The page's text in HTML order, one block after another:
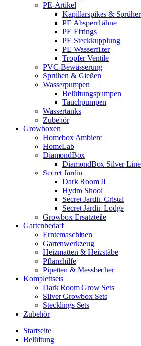
PE-Artikel
Kapillarspikes & Sprüher
PE Absperrhähne
PE Fittings
PE Steckkupplung
PE Wasserfilter
Tropfer Ventile
PVC-Bewässerung
Sprühen & Gießen
Wasserpumpen
Belüftungspumpen
Tauchpumpen
Wassertanks
Zubehör
Growboxen
Homebox Ambient
HomeLab
DiamondBox
DiamondBox Silver Line
Secret Jardin
Dark Room II
Hydro Shoot
Secret Jardin Cristal
Secret Jardin Lodge
Growbox Ersatzteile
Gartenbedarf
Erntemaschinen
Gartenwerkzeug
Heizmatten & Heizstäbe
Pflanzhilfe
Pipetten & Messbecher
Komplettsets
Dark Room Grow Sets
Silver Growbox Sets
Stecklings Sets
Zubehör
Startseite
Belüftung